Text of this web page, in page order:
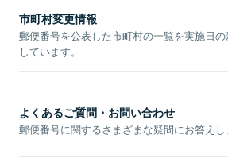
市町村変更情報
郵便番号を公表した市町村の一覧を実施日
しています。
よくあるご質問・お問い合わせ
郵便番号に関するさまざまな疑問にお答えし